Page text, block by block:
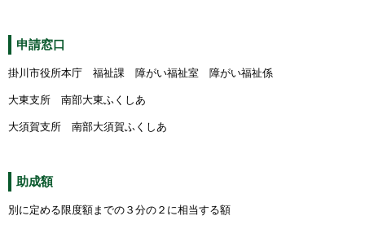
申請窓口
掛川市役所本庁 福祉課 障がい福祉室 障がい福祉係
大東支所 南部大東ふくしあ
大須賀支所 南部大須賀ふくしあ
助成額
別に定める限度額までの３分の２に相当する額